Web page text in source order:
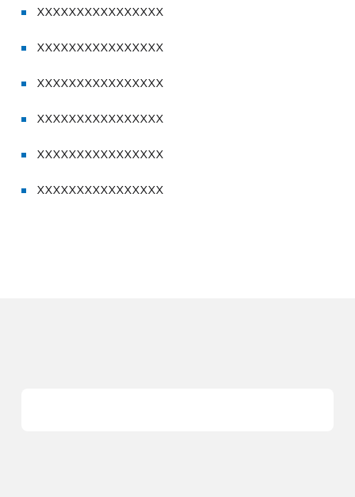
XXXXXXXXXXXXXXXX
XXXXXXXXXXXXXXXX
XXXXXXXXXXXXXXXX
XXXXXXXXXXXXXXXX
XXXXXXXXXXXXXXXX
XXXXXXXXXXXXXXXX